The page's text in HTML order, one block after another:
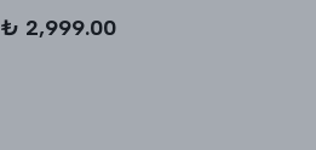
₺ 2,999.00